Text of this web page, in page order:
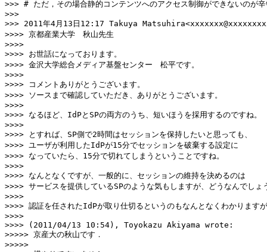
>>> # ただ，その場合静的コンテンツへのアクセス制御ができないのが
>>>
>>> 2011年4月13日12:17 Takuya
>>>> 京都産業大学　秋山先生
>>>>
>>>> お世話になっております。
>>>> 金沢大学総合メディア基盤センター　松平です。
>>>>
>>>> コメントありがとうございます。
>>>> ソースまで確認していただき、ありがとうございます。
>>>>
>>>> なるほど、IdPとSPの両方のうち、短いほうを採用するのですね。
>>>>
>>>> とすれば、SP側で2時間はセッションを保持したいと思っても、
>>>> ユーザが利用したIdPが15分でセッションを破棄する設定に
>>>> なっていたら、15分で切れてしまうということですね。
>>>>
>>>> なんとなくですが、一般的に、セッションの維持を決めるのは
>>>> サービスを提供しているSPのような気もしますが、どうなんでしょ
>>>>
>>>> 認証を任されたIdPが取り仕切るというのもなんとなくわかります
>>>>
>>>> (2011/04/13 10:54), Toyokazu Akiyama wrote:
>>>>> 京産大の秋山です．
>>>>>